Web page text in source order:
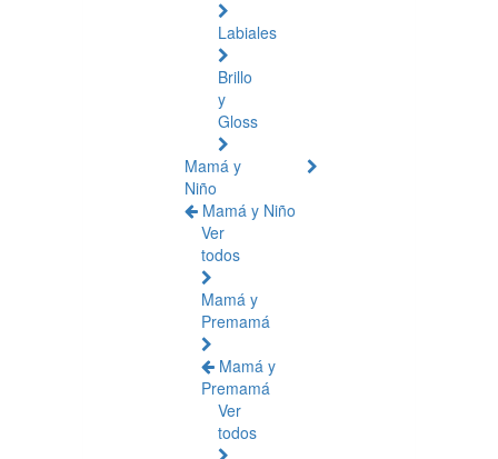
Labiales
Brillo
y
Gloss
Mamá y
Niño
Mamá y Niño
Ver
todos
Mamá y
Premamá
Mamá y
Premamá
Ver
todos